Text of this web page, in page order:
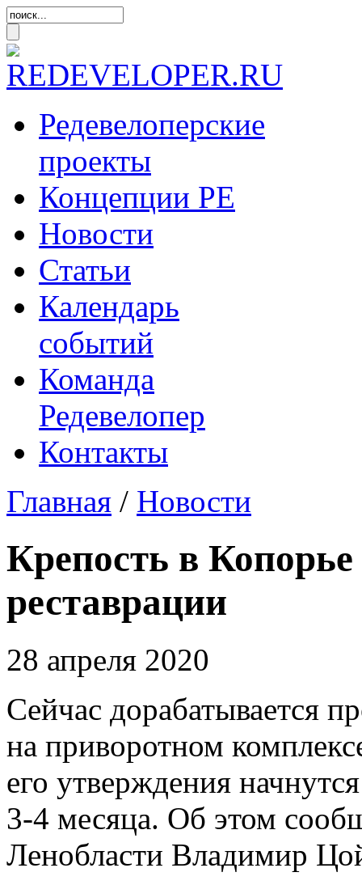
Редевелоперские
проекты
Концепции РЕ
Новости
Статьи
Календарь
событий
Команда
Редевелопер
Контакты
Главная / Новости
Крепость в Копорье
реставрации
28 апреля 2020
Сейчас дорабатывается
на приворотном
его утверждения
3-4 месяца. Об этом
Ленобласти Владимир